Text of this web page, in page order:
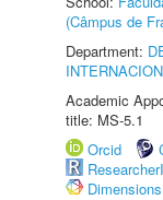
(Câmpus de
Department:
Academic
title: MS-5.1
Orcid
Dimensions